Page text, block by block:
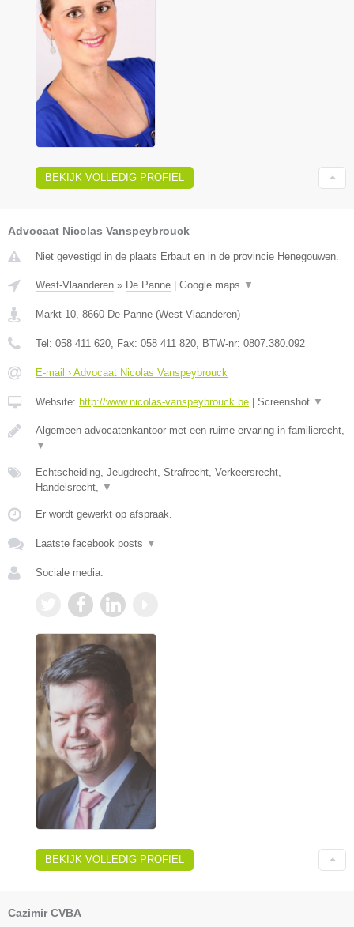
BEKIJK VOLLEDIG PROFIEL
Advocaat Nicolas Vanspeybrouck
Niet gevestigd in de plaats Erbaut en in de provincie Henegouwen.
West-Vlaanderen » De Panne Google maps ▼
Markt 10 8660 De Panne (West-Vlaanderen)
Tel: 058 411 620 , Fax: 058 411 820 , BTW-nr: 0807.380.092
E-mail › Advocaat Nicolas Vanspeybrouck
Website: http://www.nicolas-vanspeybrouck.be Screenshot ▼
Algemeen advocatenkantoor met een ruime ervaring in familierecht,
▼
Echtscheiding, Jeugdrecht, Strafrecht, Verkeersrecht,
Handelsrecht,
▼
Er wordt gewerkt op afspraak.
Laatste facebook posts ▼
Sociale media:
BEKIJK VOLLEDIG PROFIEL
Cazimir CVBA